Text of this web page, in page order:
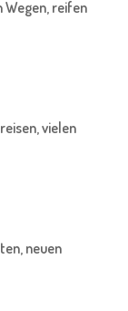
Wegen, reifen
vielen
neuen